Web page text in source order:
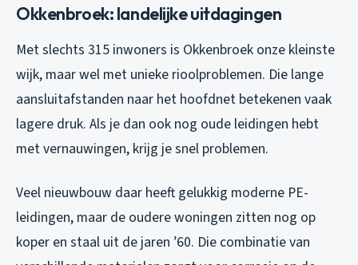
Okkenbroek: landelijke uitdagingen
Met slechts 315 inwoners is Okkenbroek onze kleinste
wijk, maar wel met unieke rioolproblemen. Die lange
aansluitafstanden naar het hoofdnet betekenen vaak
lagere druk. Als je dan ook nog oude leidingen hebt
met vernauwingen, krijg je snel problemen.
Veel nieuwbouw daar heeft gelukkig moderne PE-
leidingen, maar de oudere woningen zitten nog op
koper en staal uit de jaren ’60. Die combinatie van